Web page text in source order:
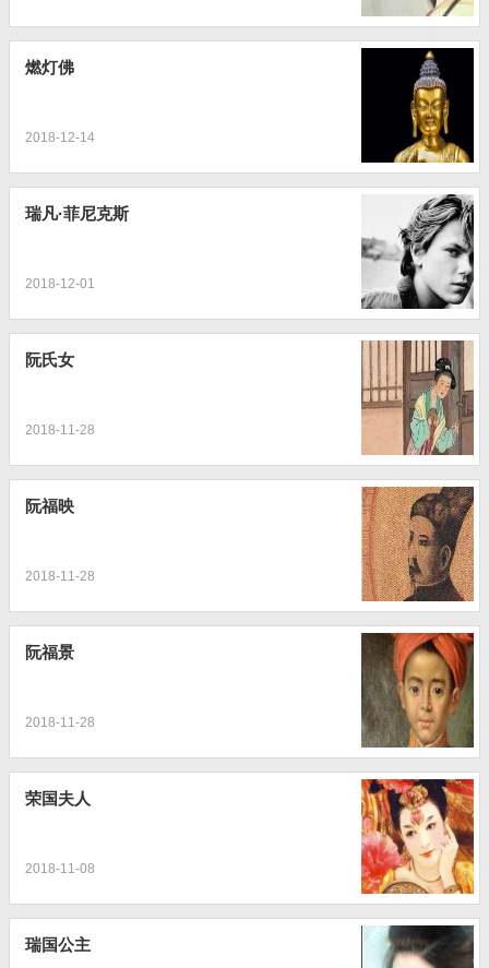
燃灯佛
2018-12-14
瑞凡·菲尼克斯
2018-12-01
阮氏女
2018-11-28
阮福映
2018-11-28
阮福景
2018-11-28
荣国夫人
2018-11-08
瑞国公主